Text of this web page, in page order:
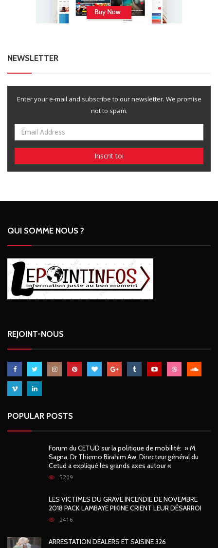
NEWSLETTER
Enter your e-mail and subscribe to our newsletter. We promise
not to spam.
QUI SOMME NOUS ?
REJOINT-NOUS
POPULAR POSTS
Forum du CETUD sur la politique de mobilité: » M.
Sagna, Dr Thierno Birahim Aw, Directeur général du
Cetud a expliqué les grands axes autour «
5209
LES VICTIMES DU GRAVE INCENDIE DE NOVEMBRE
2018 PACK LAMBAYE PIKINE CRIENT LEUR DÉSARROI
2416
ARRESTATION DEALERS ET SAISINE 326